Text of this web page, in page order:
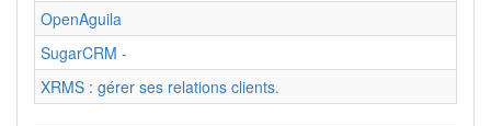
OpenAguila
SugarCRM -
XRMS : gérer ses relations clients.